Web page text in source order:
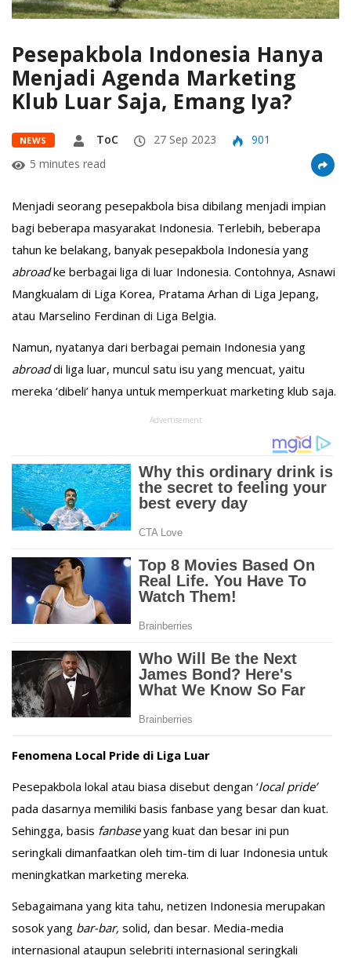
Pesepakbola Indonesia Hanya
Menjadi Agenda Marketing
Klub Luar Saja, Emang Iya?
NEWS ToC 27 Sep 2023
901
5 minutes read
Menjadi seorang pesepakbola bisa dibilang menjadi impian
bagi beberapa masyarakat Indonesia. Terlebih, beberapa
tahun ke belakang, banyak pesepakbola Indonesia yang
abroadke berbagai liga di luar Indonesia. Contohnya, Asnawi
Mangkualam di Liga Korea, Pratama Arhan di Liga Jepang,
atau Marselino Ferdinan di Liga Belgia.
Namun, nyatanya dari berbagai pemain Indonesia yang
abroaddi liga luar, muncul satu isu yang mencuat, yaitu
mereka ‘dibeli’ hanya untuk memperkuat marketing klub saja.
Advertisement
Fenomena Local Pride di Liga Luar
Pesepakbola lokal atau biasa disebut dengan ‘local pride’
pada dasarnya memiliki basis fanbase yang besar dan kuat.
Sehingga, basis fanbaseyang kuat dan besar ini pun
seringkali dimanfaatkan oleh tim-tim di luar Indonesia untuk
meningkatkan marketing mereka.
Sebagaimana yang kita tahu, netizen Indonesia merupakan
sosok yang bar-bar, solid, dan besar. Media-media
internasional ataupun selebriti internasional seringkali